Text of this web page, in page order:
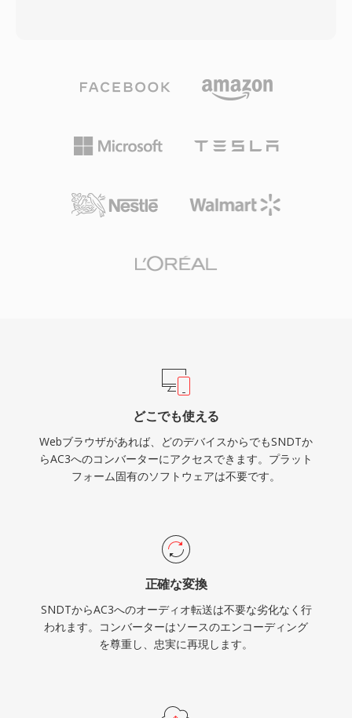
ションの構成要素として機能し、開発者は限られ
たSound Blasterハードウェアエコシステム全体
た。今日、SNDTはレトロソフトウェアアーカイ
ポートしています。
す。AC3はDVD-Videoの必須オーディオ規格とな
(ATSC)、ストリーミング配信で広く使用されて
います。主な利点はマルチチャンネルサラウンド
アターシステムにもたらします。また、専用のセ
す。レシーバー、テレビ、セットトップボックス
どこでも使える
Webブラウザがあれば、どのデバイスからでもSNDTか
らAC3へのコンバーターにアクセスできます。プラット
フォーム固有のソフトウェアは不要です。
正確な変換
SNDTからAC3へのオーディオ転送は不要な劣化なく行
われます。コンバーターはソースのエンコーディング
を尊重し、忠実に再現します。